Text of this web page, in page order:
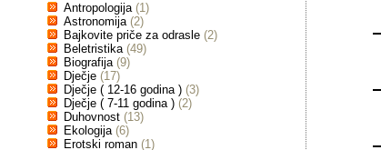
Antropologija (1)
Astronomija (2)
Bajkovite priče za odrasle (2)
Beletristika (49)
Biografija (9)
Dječje (17)
Dječje ( 12-16 godina ) (3)
Dječje ( 7-11 godina ) (2)
Duhovnost (13)
Ekologija (6)
Erotski roman (1)